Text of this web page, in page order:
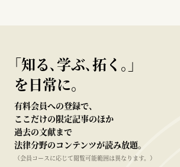
｢知る､学ぶ､拓く｡｣
を日常に。
有料会員への登録で、
ここだけの限定記事のほか
過去の文献まで
法律分野のコンテンツが読み放題。
（会員コースに応じて閲覧可能範囲は異なります。）